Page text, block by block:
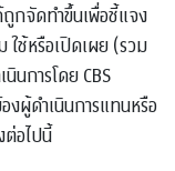
ถูกจัดทำขึ้นเพื่อชี้แจง
ใช้หรือเปิดเผย (รวม
นการโดย CBS
งผู้ดำเนินการแทนหรือ
ต่อไปนี้